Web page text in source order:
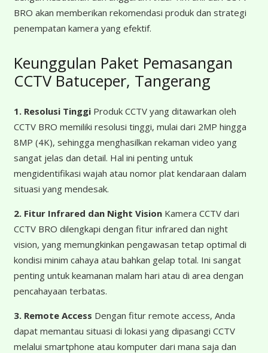
BRO akan memberikan rekomendasi produk dan strategi
penempatan kamera yang efektif.
Keunggulan Paket Pemasangan
CCTV Batuceper, Tangerang
1. Resolusi TinggiProduk CCTV yang ditawarkan oleh
CCTV BRO memiliki resolusi tinggi, mulai dari 2MP hingga
8MP (4K), sehingga menghasilkan rekaman video yang
sangat jelas dan detail. Hal ini penting untuk
mengidentifikasi wajah atau nomor plat kendaraan dalam
situasi yang mendesak.
2. Fitur Infrared dan Night VisionKamera CCTV dari
CCTV BRO dilengkapi dengan fitur infrared dan night
vision, yang memungkinkan pengawasan tetap optimal di
kondisi minim cahaya atau bahkan gelap total. Ini sangat
penting untuk keamanan malam hari atau di area dengan
pencahayaan terbatas.
3. Remote Access Dengan fitur remote access, Anda
dapat memantau situasi di lokasi yang dipasangi CCTV
melalui smartphone atau komputer dari mana saja dan